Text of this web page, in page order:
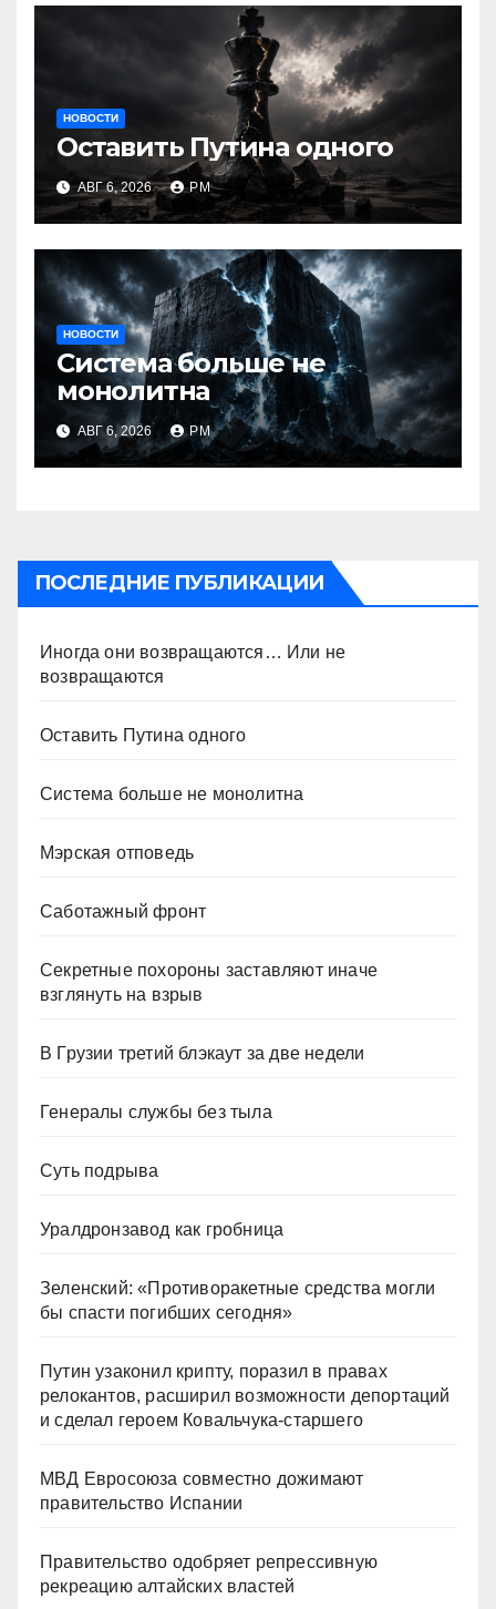
НОВОСТИ
Оставить Путина одного
АВГ 6, 2026 РМ
НОВОСТИ
Система больше не
монолитна
АВГ 6, 2026 РМ
ПОСЛЕДНИЕ ПУБЛИКАЦИИ
Иногда они возвращаются… Или не
возвращаются
Оставить Путина одного
Система больше не монолитна
Мэрская отповедь
Саботажный фронт
Секретные похороны заставляют иначе
взглянуть на взрыв
В Грузии третий блэкаут за две недели
Генералы службы без тыла
Суть подрыва
Уралдронзавод как гробница
Зеленский: «Противоракетные средства могли
бы спасти погибших сегодня»
Путин узаконил крипту, поразил в правах
релокантов, расширил возможности депортаций
и сделал героем Ковальчука-старшего
МВД Евросоюза совместно дожимают
правительство Испании
Правительство одобряет репрессивную
рекреацию алтайских властей